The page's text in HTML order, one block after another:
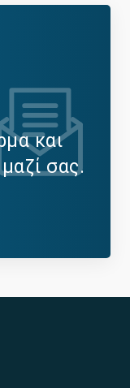
και
σας.